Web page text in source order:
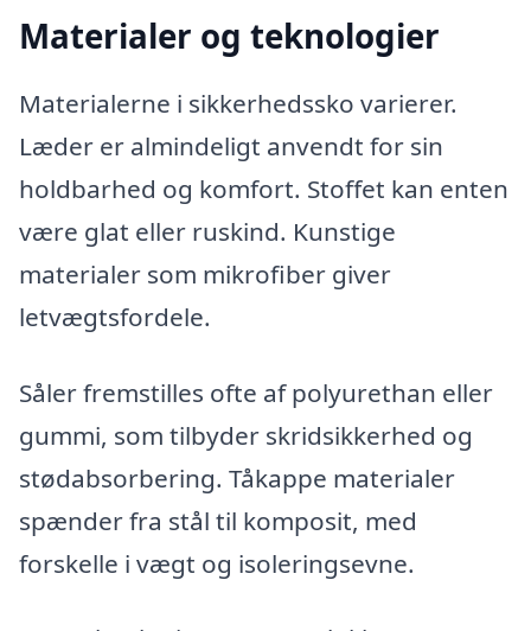
Materialer og teknologier
Materialerne i sikkerhedssko varierer.
Læder er almindeligt anvendt for sin
holdbarhed og komfort. Stoffet kan enten
være glat eller ruskind. Kunstige
materialer som mikrofiber giver
letvægtsfordele.
Såler fremstilles ofte af polyurethan eller
gummi, som tilbyder skridsikkerhed og
stødabsorbering. Tåkappe materialer
spænder fra stål til komposit, med
forskelle i vægt og isoleringsevne.